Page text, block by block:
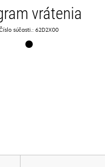
vrátenia
súčasti.: 62D2X00